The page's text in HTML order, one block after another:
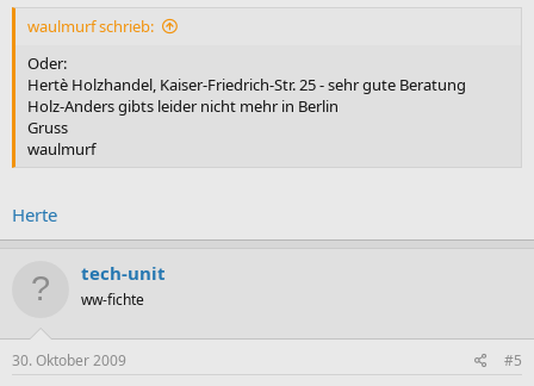
waulmurf schrieb:
Oder:
Hertè Holzhandel, Kaiser-Friedrich-Str. 25 - sehr gute Beratung
Holz-Anders gibts leider nicht mehr in Berlin
Gruss
waulmurf
Herte
tech-unit
ww-fichte
30. Oktober 2009 #5